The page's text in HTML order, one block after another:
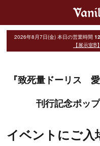
2026年8月7日(金) 本日の営業時間
【展示室
『致死量ドーリス
刊行記念ポッ
イベントにご入